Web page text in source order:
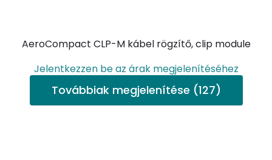
AeroCompact CLP-M kábel rögzítő, clip module
Jelentkezzen be az árak megjelenítéséhez
Továbbiak megjelenítése (127)